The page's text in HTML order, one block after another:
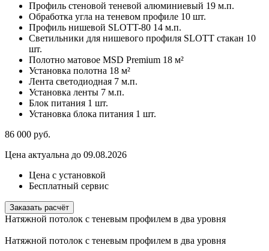
Профиль стеновой теневой алюминиевый 19 м.п.
Обработка угла на теневом профиле 10 шт.
Профиль нишевой SLOTT-80 14 м.п.
Светильники для нишевого профиля SLOTT стакан 10
шт.
Полотно матовое MSD Premium 18 м²
Установка полотна 18 м²
Лента светодиодная 7 м.п.
Установка ленты 7 м.п.
Блок питания 1 шт.
Установка блока питания 1 шт.
86 000 руб.
Цена актуальна до 09.08.2026
Цена с установкой
Бесплатный сервис
Заказать расчёт
Натяжной потолок с теневым профилем в два уровня
Натяжной потолок с теневым профилем в два уровня